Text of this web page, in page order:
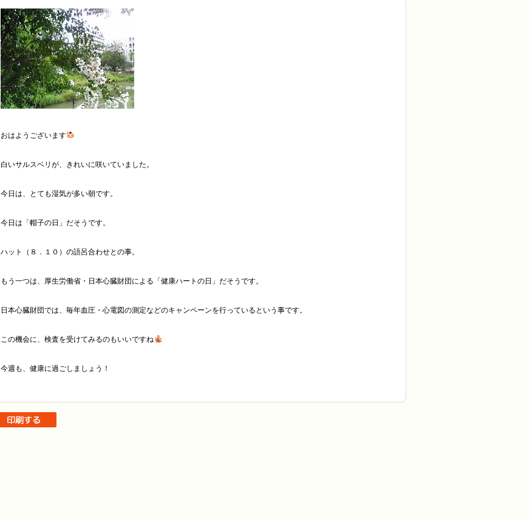
おはようございます
白いサルスベリが、きれいに咲いていました。
今日は、とても湿気が多い朝です。
今日は「帽子の日」だそうです。
ハット（８．１０）の語呂合わせとの事。
もう一つは、厚生労働省・日本心臓財団による「健康ハートの日」だそうです。
日本心臓財団では、毎年血圧・心電図の測定などのキャンペーンを行っているという事です。
この機会に、検査を受けてみるのもいいですね
今週も、健康に過ごしましょう！